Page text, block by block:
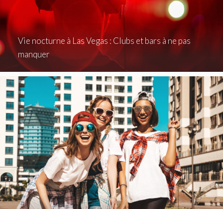
Vie nocturne à Las Vegas : Clubs et bars à ne pas
manquer